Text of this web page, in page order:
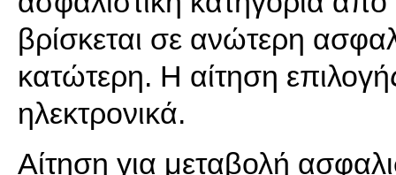
βρίσκεται σε ανώτερη
κατώτερη. H αίτηση
ηλεκτρονικά.
Αίτηση για μεταβολή